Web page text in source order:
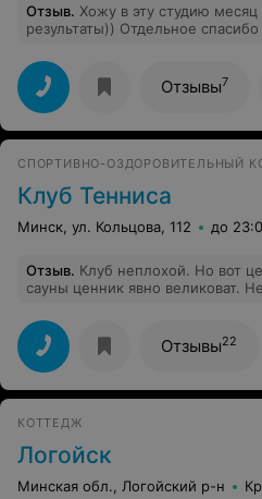
Отзыв. Хожу в эту студию
результаты)) Отдельное
Отзывы7
СПОРТИВНО-ОЗДОРОВИТЕЛЬНЫЙ
Клуб Тенниса
Минск, ул. Кольцова, 112 до
Отзыв. Клуб неплохой. Но вот
сауны ценник явно великоват.
Богдановича всегда загружена,
подъезде к Логойке так же
цены на сауну, и будет больше
устанут добираться :)
Отзывы22
КОТТЕДЖ
Логойск
Минская обл., Логойский р-н